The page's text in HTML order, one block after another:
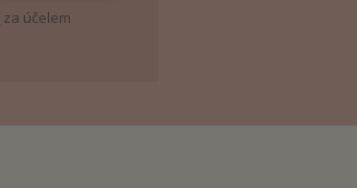
za účelem